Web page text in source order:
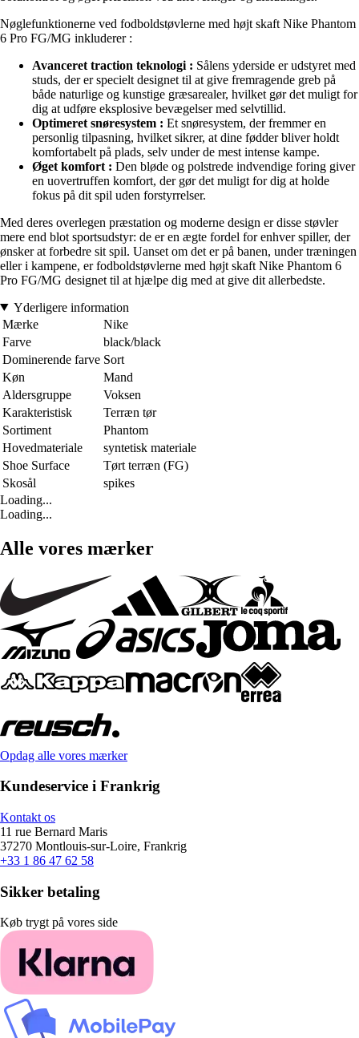
Nøglefunktionerne ved fodboldstøvlerne med højt skaft Nike Phantom
6 Pro FG/MG inkluderer :
Avanceret traction teknologi : Sålens yderside er udstyret med
studs, der er specielt designet til at give fremragende greb på
både naturlige og kunstige græsarealer, hvilket gør det muligt for
dig at udføre eksplosive bevægelser med selvtillid.
Optimeret snøresystem : Et snøresystem, der fremmer en
personlig tilpasning, hvilket sikrer, at dine fødder bliver holdt
komfortabelt på plads, selv under de mest intense kampe.
Øget komfort : Den bløde og polstrede indvendige foring giver
en uovertruffen komfort, der gør det muligt for dig at holde
fokus på dit spil uden forstyrrelser.
Med deres overlegen præstation og moderne design er disse støvler
mere end blot sportsudstyr: de er en ægte fordel for enhver spiller, der
ønsker at forbedre sit spil. Uanset om det er på banen, under træningen
eller i kampene, er fodboldstøvlerne med højt skaft Nike Phantom 6
Pro FG/MG designet til at hjælpe dig med at give dit allerbedste.
Yderligere information
Mærke
Nike
Farve
black/black
Dominerende farve Sort
Køn
Mand
Aldersgruppe
Voksen
Karakteristisk
Terræn tør
Sortiment
Phantom
Hovedmateriale
syntetisk materiale
Shoe Surface
Tørt terræn (FG)
Skosål
spikes
Loading...
Loading...
Alle vores mærker
Opdag alle vores mærker
Kundeservice i Frankrig
Kontakt os
11 rue Bernard Maris
37270 Montlouis-sur-Loire, Frankrig
+33 1 86 47 62 58
Sikker betaling
Køb trygt på vores side